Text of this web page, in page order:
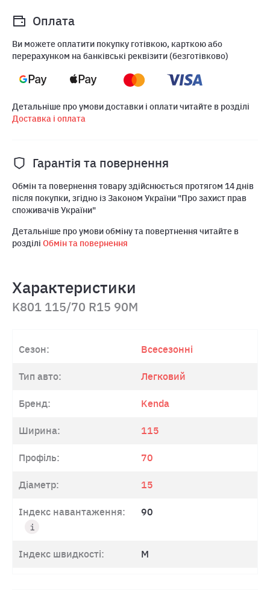
Оплата
Ви можете оплатити покупку готівкою, карткою або
перерахунком на банківські реквізити (безготівково)
Детальніше про умови доставки і оплати читайте в розділі
Доставка і оплата
Гарантія та повернення
Обмін та повернення товару здійснюється протягом 14 днів
після покупки, згідно із Законом України "Про захист прав
споживачів України"
Детальніше про умови обміну та повертнення читайте в
розділі Обмін та повернення
Характеристики
K801 115/70 R15 90M
Сезон: Всесезонні
Тип авто: Легковий
Бренд: Kenda
Ширина: 115
Профіль: 70
Діаметр: 15
Індекс навантаження: 90
Індекс швидкості: M